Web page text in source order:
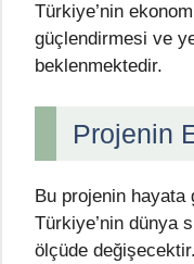
Türkiye’nin
güçlendirmesi ve
beklenmektedir.
Projenin
Bu projenin
Türkiye’nin dünya
ölçüde